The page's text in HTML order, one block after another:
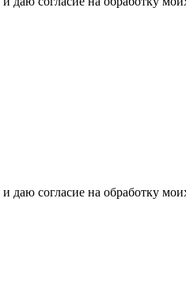
и даю согласие на обработку